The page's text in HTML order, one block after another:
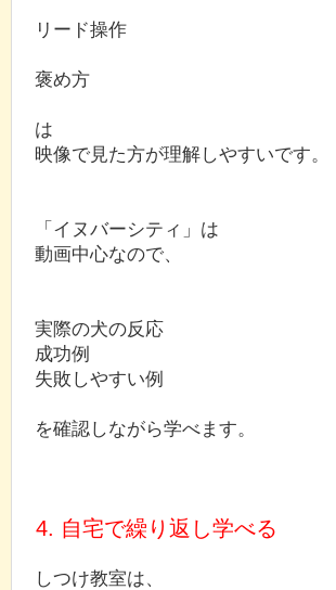
リード操作
褒め方
は
映像で見た方が理解しやすいです。
「イヌバーシティ」は
動画中心なので、
実際の犬の反応
成功例
失敗しやすい例
を確認しながら学べます。
4. 自宅で繰り返し学べる
しつけ教室は、